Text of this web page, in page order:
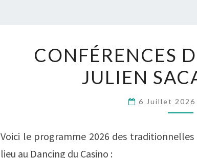
DE
CONFÉRENCES
JULIEN
6 Juillet 2026
Voici le programme 2026 des traditionnelles
lieu au Dancing du Casino :